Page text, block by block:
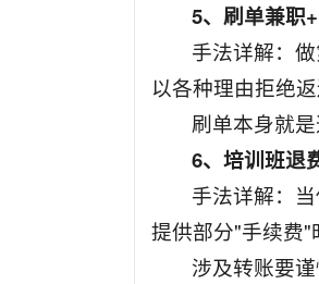
5、刷单兼职
手法详解：
以各种理由拒绝
刷单本身就
6、培训班退
手法详解：
提供部分"手续费
涉及转账要